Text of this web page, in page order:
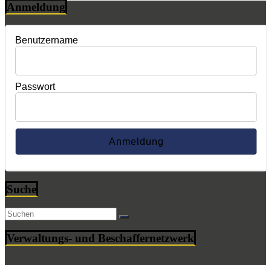
Anmeldung
Benutzername
Passwort
Suche
Verwaltungs- und Beschaffernetzwerk